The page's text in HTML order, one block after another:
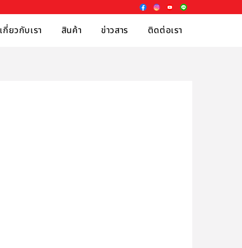
เกี่ยวกับเรา สินค้า ข่าวสาร ติดต่อเรา